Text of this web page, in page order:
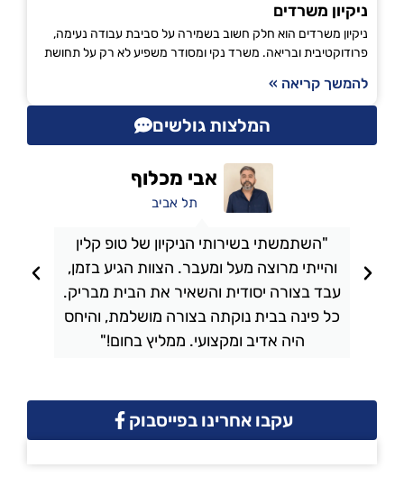
ניקיון משרדים
ניקיון משרדים הוא חלק חשוב בשמירה על סביבת עבודה נעימה,
פרודוקטיבית ובריאה. משרד נקי ומסודר משפיע לא רק על תחושת
להמשך קריאה »
המלצות גולשים
"השתמשתי בשירותי הניקיון של טופ קלין
והייתי מרוצה מעל ומעבר. הצוות הגיע בזמן,
עבד בצורה יסודית והשאיר את הבית מבריק.
כל פינה בבית נוקתה בצורה מושלמת, והיחס
היה אדיב ומקצועי. ממליץ בחום!"
אבי מכלוף
תל אביב
עקבו אחרינו בפייסבוק